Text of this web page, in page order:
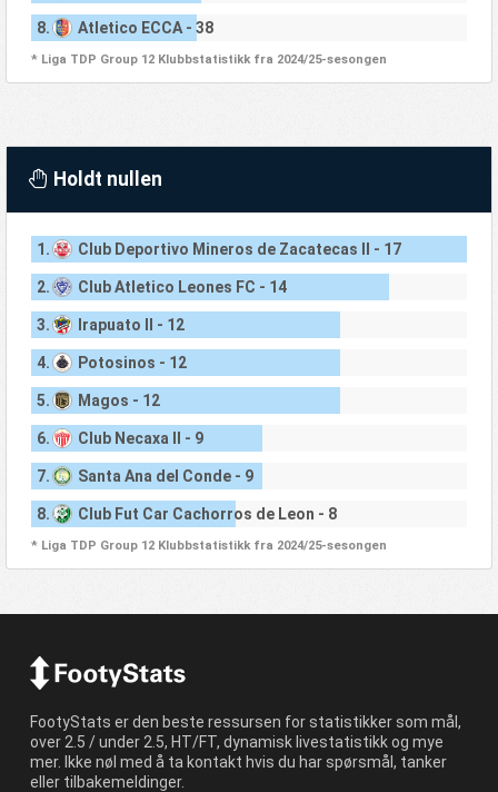
8. Atletico ECCA - 38
* Liga TDP Group 12 Klubbstatistikk fra 2024/25-sesongen
Holdt nullen
1. Club Deportivo Mineros de Zacatecas II - 17
2. Club Atletico Leones FC - 14
3. Irapuato II - 12
4. Potosinos - 12
5. Magos - 12
6. Club Necaxa II - 9
7. Santa Ana del Conde - 9
8. Club Fut Car Cachorros de Leon - 8
* Liga TDP Group 12 Klubbstatistikk fra 2024/25-sesongen
FootyStats er den beste ressursen for statistikker som mål,
over 2.5 / under 2.5, HT/FT, dynamisk livestatistikk og mye
mer. Ikke nøl med å ta kontakt hvis du har spørsmål, tanker
eller tilbakemeldinger.